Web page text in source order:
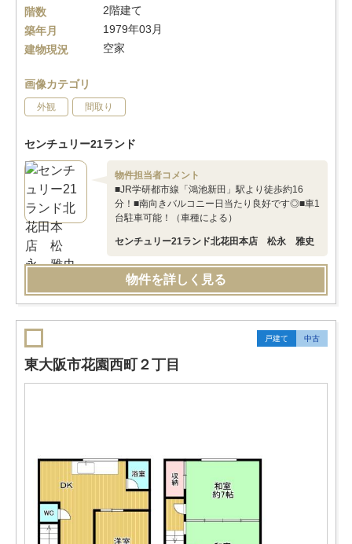
階数
2階建て
築年月
1979年03月
建物現況
空家
画像カテゴリ
外観 間取り
センチュリー21ランド
物件担当者コメント
■JR学研都市線「鴻池新田」駅より徒歩約16
分！■南向きバルコニー日当たり良好です◎■車1
台駐車可能！（車種による）
センチュリー21ランド北花田本店 松永 雅史
物件を詳しく見る
戸建て 中古
東大阪市花園西町２丁目